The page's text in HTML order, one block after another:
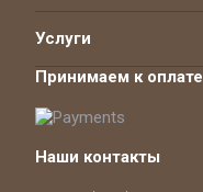
Услуги
Принимаем к оплате
Наши контакты